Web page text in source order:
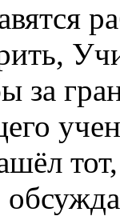
за